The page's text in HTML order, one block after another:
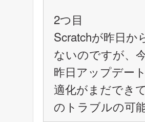
2つ目
Scratchが昨日
ないのですが、
昨日アップデー
適化がまだでき
のトラブルの可